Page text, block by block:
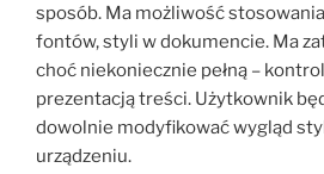
sposób. Ma możliwość
fontów, styli w dokumencie. Ma
choć niekoniecznie pełną –
prezentacją treści. Użytkownik
dowolnie modyfikować wygląd
urządzeniu.